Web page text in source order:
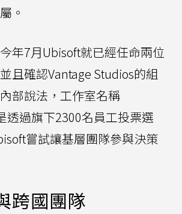
。
年7月Ubisoft就已經任命兩位
且確認Vantage Studios的組
部說法，工作室名稱
透過旗下2300名員工投票選
嘗試讓基層團隊參與決策
跨國團隊